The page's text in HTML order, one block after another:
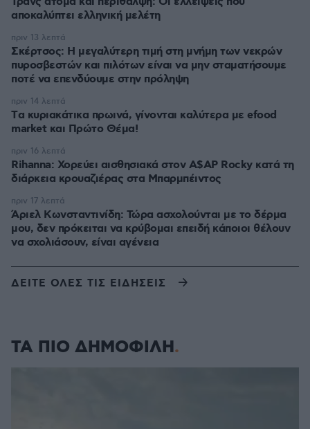
αποκαλύπτει ελληνική μελέτη
Σκέρτσος: Η μεγαλύτερη τιμή στη μνήμη των νεκρών
πυροσβεστών και πιλότων είναι να μην σταματήσουμε
ποτέ να επενδύουμε στην πρόληψη
πριν 13 λεπτά
Tα κυριακάτικα πρωινά, γίνονται καλύτερα με efood
market και Πρώτο Θέμα!
πριν 14 λεπτά
Rihanna: Χορεύει αισθησιακά στον A$AP Rocky κατά τη
διάρκεια κρουαζιέρας στα Μπαρμπέιντος
πριν 16 λεπτά
Άριελ Κωνσταντινίδη: Τώρα ασχολούνται με το δέρμα
μου, δεν πρόκειται να κρύβομαι επειδή κάποιοι θέλουν
να σχολιάσουν, είναι αγένεια
πριν 17 λεπτά
ΔΕΙΤΕ ΟΛΕΣ ΤΙΣ ΕΙΔΗΣΕΙΣ
ΤΑ ΠΙΟ ΔΗΜΟΦΙΛΗ